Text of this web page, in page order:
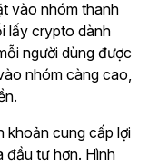
vào nhóm thanh
lấy crypto dành
người dùng được
nhóm càng cao,
khoản cung cấp lợi
đầu tư hơn. Hình